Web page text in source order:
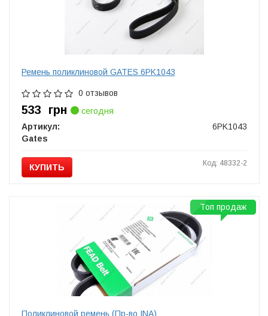
Ремень поликлиновой GATES 6PK1043
0 отзывов
533 грн
сегодня
Артикул:
6PK1043
Gates
КУПИТЬ Код: 48332-2
Поликлиновой ремень (Пр-во INA)
Топ продаж